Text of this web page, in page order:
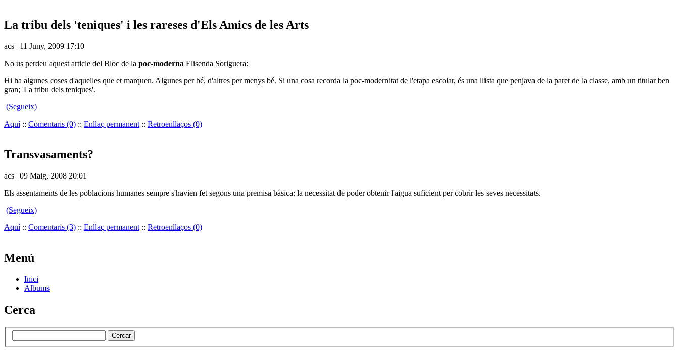
La tribu dels 'teniques' i les rareses d'Els Amics de les Arts
acs | 11 Juny, 2009 17:10
No us perdeu aquest article del Bloc de la poc-moderna Elisenda Soriguera:
Hi ha algunes coses d'aquelles que et marquen. Algunes per bé, d'altres per menys bé. Si una cosa recorda la poc-modernitat de l'etapa escolar, és una llista que penjava de la paret de la classe, amb un titular ben
gran; 'La tribu dels teniques'.
(Segueix)
Aquí:: Comentaris (0) :: Enllaç permanent :: Retroenllaços (0)
Transvasaments?
acs | 09 Maig, 2008 20:01
Els assentaments de les poblacions humanes sempre s'havien fet segons una premisa bàsica: la necessitat de poder obtenir l'aigua suficient per cobrir les seves necessitats.
(Segueix)
Aquí:: Comentaris (3) :: Enllaç permanent :: Retroenllaços (0)
Menú
Inici
Albums
Cerca